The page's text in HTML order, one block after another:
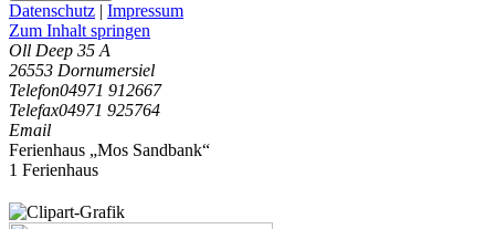
Datenschutz | Impressum
Zum Inhalt springen
Oll Deep 35 A
26553 Dornumersiel
Telefon04971 912667
Telefax04971 925764
Email
Ferienhaus „Mos Sandbank“
1 Ferienhaus